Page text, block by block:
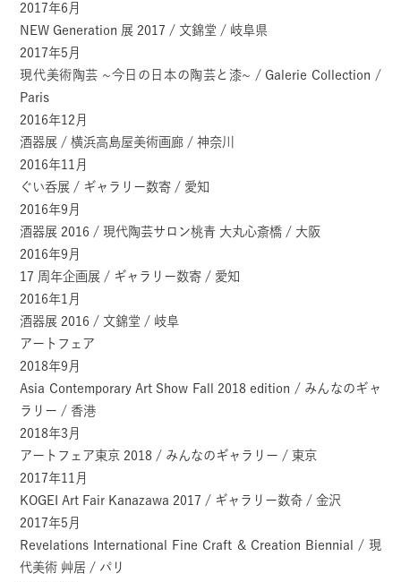
2017年6月
NEW Generation 展 2017 / 文錦堂 / 岐阜県
2017年5月
現代美術陶芸 ~今日の日本の陶芸と漆~ / Galerie Collection /
Paris
2016年12月
酒器展 / 横浜高島屋美術画廊 / 神奈川
2016年11月
ぐい呑展 / ギャラリー数寄 / 愛知
2016年9月
酒器展 2016 / 現代陶芸サロン桃青 大丸心斎橋 / 大阪
2016年9月
17 周年企画展 / ギャラリー数寄 / 愛知
2016年1月
酒器展 2016 / 文錦堂 / 岐阜
アートフェア
2018年9月
Asia Contemporary Art Show Fall 2018 edition / みんなのギャ
ラリー / 香港
2018年3月
アートフェア東京 2018 / みんなのギャラリー / 東京
2017年11月
KOGEI Art Fair Kanazawa 2017 / ギャラリー数奇 / 金沢
2017年5月
Revelations International Fine Craft & Creation Biennial / 現
代美術 艸居 / パリ